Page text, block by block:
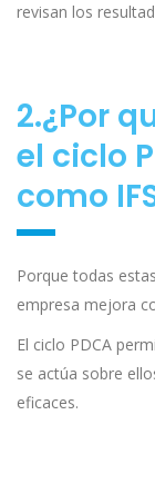
revisan los
2.¿Por
el ciclo
como
Porque todas
empresa mejora
El ciclo PDCA
se actúa sobre
eficaces.